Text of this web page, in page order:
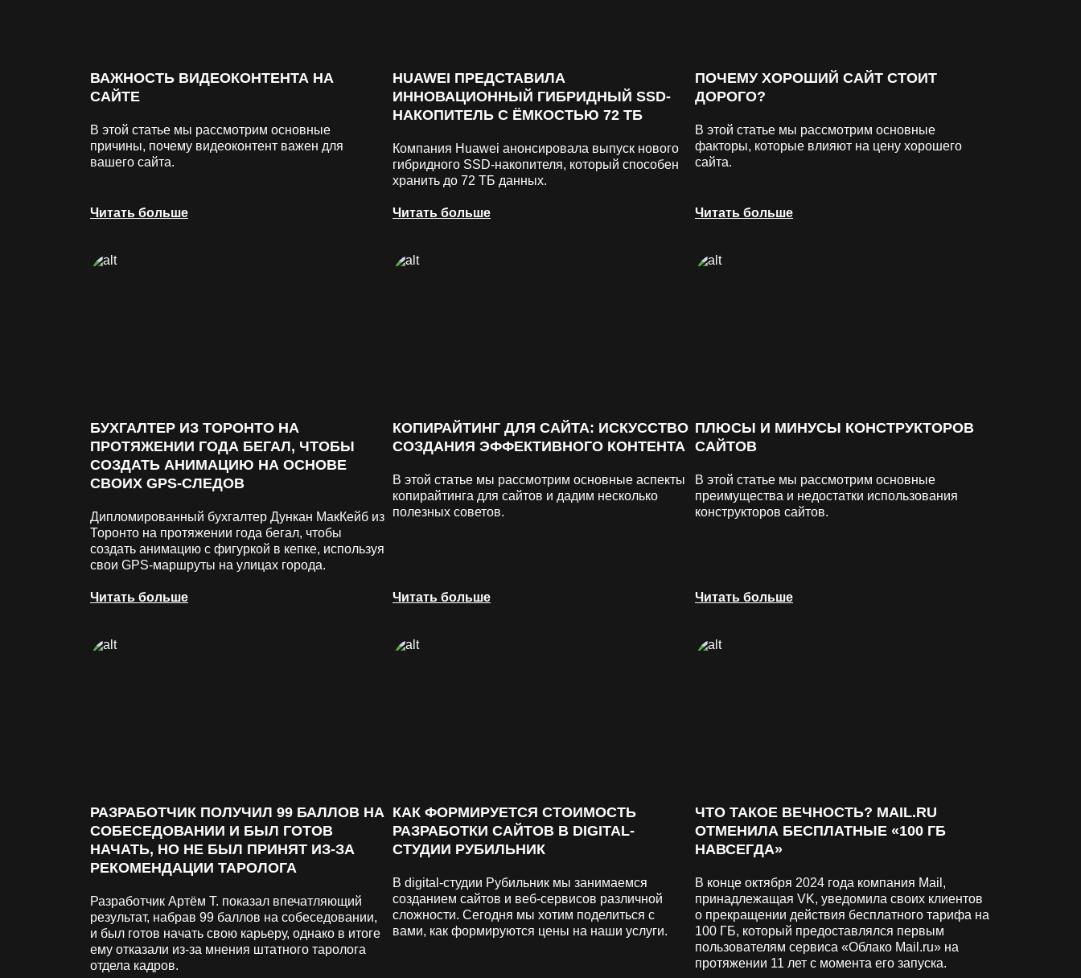
ВАЖНОСТЬ ВИДЕОКОНТЕНТА НА
САЙТЕ
В этой статье мы рассмотрим основные
причины, почему видеоконтент важен для
вашего сайта.
Читать больше
HUAWEI ПРЕДСТАВИЛА
ИННОВАЦИОННЫЙ ГИБРИДНЫЙ SSD-
НАКОПИТЕЛЬ С ЁМКОСТЬЮ 72 ТБ
Компания Huawei анонсировала выпуск нового
гибридного SSD-накопителя, который способен
хранить до 72 ТБ данных.
Читать больше
ПОЧЕМУ ХОРОШИЙ САЙТ СТОИТ
ДОРОГО?
В этой статье мы рассмотрим основные
факторы, которые влияют на цену хорошего
сайта.
Читать больше
БУХГАЛТЕР ИЗ ТОРОНТО НА
ПРОТЯЖЕНИИ ГОДА БЕГАЛ, ЧТОБЫ
СОЗДАТЬ АНИМАЦИЮ НА ОСНОВЕ
СВОИХ GPS-СЛЕДОВ
Дипломированный бухгалтер Дункан МакКейб из
Торонто на протяжении года бегал, чтобы
создать анимацию с фигуркой в кепке, используя
свои GPS-маршруты на улицах города.
Читать больше
КОПИРАЙТИНГ ДЛЯ САЙТА: ИСКУССТВО
СОЗДАНИЯ ЭФФЕКТИВНОГО КОНТЕНТА
В этой статье мы рассмотрим основные аспекты
копирайтинга для сайтов и дадим несколько
полезных советов.
Читать больше
ПЛЮСЫ И МИНУСЫ КОНСТРУКТОРОВ
САЙТОВ
В этой статье мы рассмотрим основные
преимущества и недостатки использования
конструкторов сайтов.
Читать больше
РАЗРАБОТЧИК ПОЛУЧИЛ 99 БАЛЛОВ НА
СОБЕСЕДОВАНИИ И БЫЛ ГОТОВ
НАЧАТЬ, НО НЕ БЫЛ ПРИНЯТ ИЗ-ЗА
РЕКОМЕНДАЦИИ ТАРОЛОГА
Разработчик Артём Т. показал впечатляющий
результат, набрав 99 баллов на собеседовании,
и был готов начать свою карьеру, однако в итоге
ему отказали из-за мнения штатного таролога
отдела кадров.
КАК ФОРМИРУЕТСЯ СТОИМОСТЬ
РАЗРАБОТКИ САЙТОВ В DIGITAL-
СТУДИИ РУБИЛЬНИК
В digital-студии Рубильник мы занимаемся
созданием сайтов и веб-сервисов различной
сложности. Сегодня мы хотим поделиться с
вами, как формируются цены на наши услуги.
ЧТО ТАКОЕ ВЕЧНОСТЬ? MAIL.RU
ОТМЕНИЛА БЕСПЛАТНЫЕ «100 ГБ
НАВСЕГДА»
В конце октября 2024 года компания Mail,
принадлежащая VK, уведомила своих клиентов
о прекращении действия бесплатного тарифа на
100 ГБ, который предоставлялся первым
пользователям сервиса «Облако Mail.ru» на
протяжении 11 лет с момента его запуска.